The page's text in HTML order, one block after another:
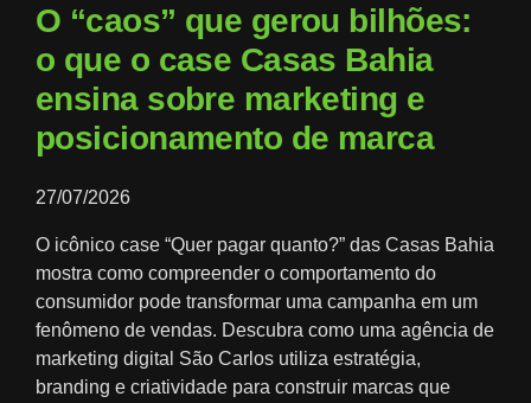
O “caos” que gerou bilhões:
o que o case Casas Bahia
ensina sobre marketing e
posicionamento de marca
27/07/2026
O icônico case “Quer pagar quanto?” das Casas Bahia
mostra como compreender o comportamento do
consumidor pode transformar uma campanha em um
fenômeno de vendas. Descubra como uma agência de
marketing digital São Carlos utiliza estratégia,
branding e criatividade para construir marcas que